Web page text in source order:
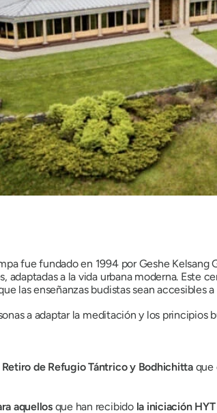
fue fundado en 1994 por Geshe
adaptadas a la vida urbana moderna.
las enseñanzas budistas sean accesibles
a adaptar la meditación y los principios
Retiro de Refugio Tántrico y Bodhichittaque
aquellosque han recibido la iniciación